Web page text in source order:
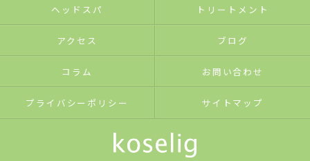
ヘッドスパ トリートメント
アクセス ブログ
コラム お問い合わせ
プライバシーポリシー サイトマップ